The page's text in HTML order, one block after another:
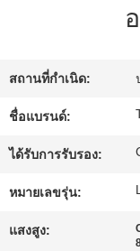
ข่าว
คดี
ขอ
สถานที่กำเนิด:
ชื่อแบรนด์:
ได้รับการรับรอง:
หมายเลขรุ่น:
แสงสูง: